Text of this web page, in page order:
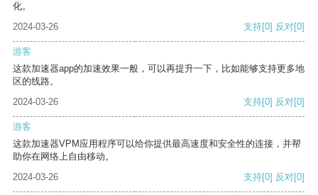
化。
2024-03-26
支持[0] 反对[0]
游客
这款加速器app的加速效果一般，可以再提升一下，比如能够支持更多地
区的线路。
2024-03-26
支持[0] 反对[0]
游客
这款加速器VPM应用程序可以给你提供最高速度和安全性的连接，并帮
助你在网络上自由移动。
2024-03-26
支持[0] 反对[0]